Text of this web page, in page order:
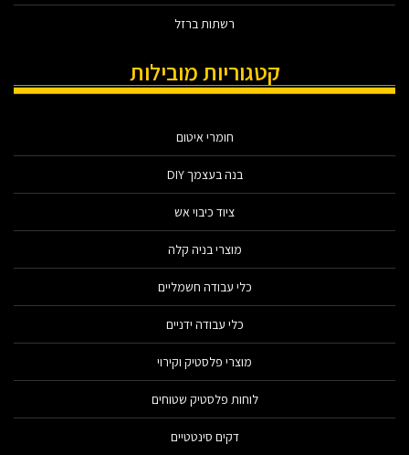
רשתות ברזל
קטגוריות מובילות
חומרי איטום
בנה בעצמך DIY
ציוד כיבוי אש
מוצרי בניה קלה
כלי עבודה חשמליים
כלי עבודה ידניים
מוצרי פלסטיק וקירוי
לוחות פלסטיק שטוחים
דקים סינטטיים